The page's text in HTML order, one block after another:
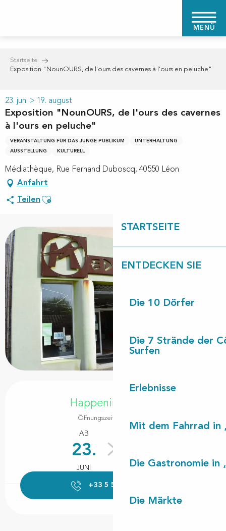
MENÜ
STARTSEITE
ENTDECKEN SIE
Die 10 Dörfer
Die 7 Strände der
Surfen
Erlebnisse
Mit dem Fahrrad in
Die Gastronomie in
Die Märkte
Startseite
Exposition "NounOURS, de l'ours des cavernes à l'ours en peluche"
23. juni > 19. august
Exposition "NounOURS, de l'ours des cavernes
à l'ours en peluche"
VERANSTALTUNG FÜR DAS JUNGE PUBLIKUM
UNTERHALTUNG
AUSSTELLUNG
KULTURELL
Médiathèque, Rue Fernand Duboscq, 40550 Léon
Anfahrt
Teilen Ajouter aux favoris
Öffnungszeiten & Kontaktdaten
Happening heute
Öffnungszeiten ansehen
AB
23.
JUNI AUGUST
+33 5 58 48 70